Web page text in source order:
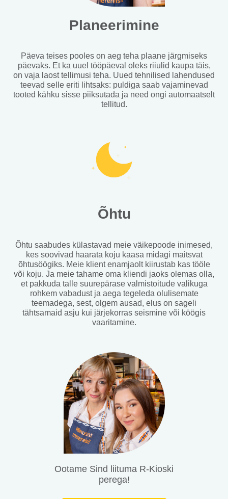
Planeerimine
Päeva teises pooles on aeg teha plaane järgmiseks
päevaks. Et ka uuel tööpäeval oleks riiulid kaupa täis,
on vaja laost tellimusi teha. Uued tehnilised lahendused
teevad selle eriti lihtsaks: puldiga saab vajaminevad
tooted kähku sisse piiksutada ja need ongi automaatselt
tellitud.
Õhtu
Õhtu saabudes külastavad meie väikepoode inimesed,
kes soovivad haarata koju kaasa midagi maitsvat
õhtusöögiks. Meie klient enamjaolt kiirustab kas tööle
või koju. Ja meie tahame oma kliendi jaoks olemas olla,
et pakkuda talle suurepärase valmistoitude valikuga
rohkem vabadust ja aega tegeleda olulisemate
teemadega, sest, olgem ausad, elus on sageli
tähtsamaid asju kui järjekorras seismine või köögis
vaaritamine.
Ootame Sind liituma R-Kioski
perega!